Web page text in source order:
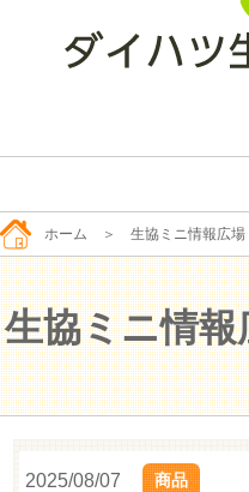
ホーム ＞ 生協ミニ情報広場
生協ミニ情報
2025/08/07 商品